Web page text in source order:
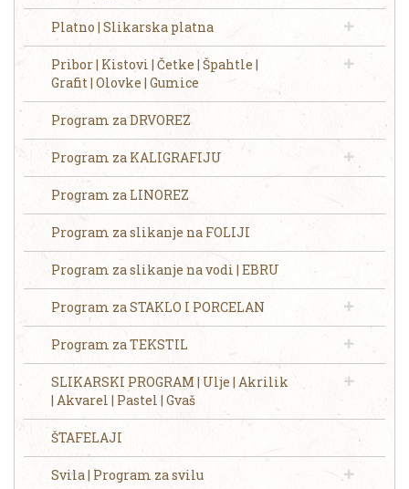
Platno | Slikarska platna
Pribor | Kistovi | Četke | Špahtle |
Grafit | Olovke | Gumice
Program za DRVOREZ
Program za KALIGRAFIJU
Program za LINOREZ
Program za slikanje na FOLIJI
Program za slikanje na vodi | EBRU
Program za STAKLO I PORCELAN
Program za TEKSTIL
SLIKARSKI PROGRAM | Ulje | Akrilik
| Akvarel | Pastel | Gvaš
ŠTAFELAJI
Svila | Program za svilu